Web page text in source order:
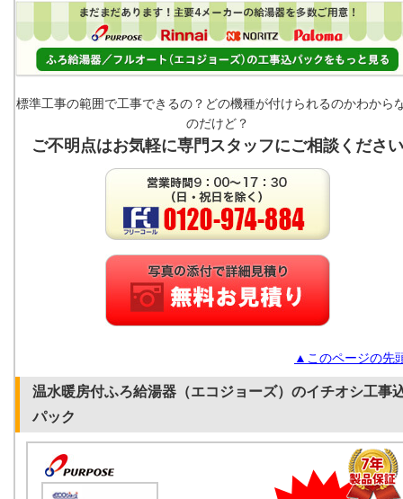
標準工事の範囲で工事できるの？どの機種が付けられるのかわから
のだけど？
ご不明点はお気軽に専門スタッフにご相談ください
▲このページの先
温水暖房付ふろ給湯器（エコジョーズ）のイチオシ工事
パック